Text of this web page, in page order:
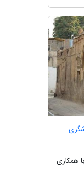
همکاری